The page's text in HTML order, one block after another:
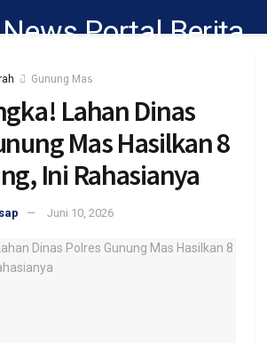
Gunung Mas
Lahan Dinas
Mas Hasilkan 8
Ini Rahasianya
Juni 10, 2026